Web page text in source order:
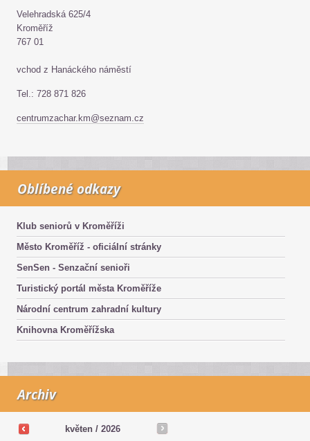
Velehradská 625/4
Kroměříž
767 01
vchod z Hanáckého náměstí
Tel.: 728 871 826
centrumzachar.km@seznam.cz
Oblíbené odkazy
Klub seniorů v Kroměříži
Město Kroměříž - oficiální stránky
SenSen - Senzační senioři
Turistický portál města Kroměříže
Národní centrum zahradní kultury
Knihovna Kroměřížska
Archiv
květen / 2026